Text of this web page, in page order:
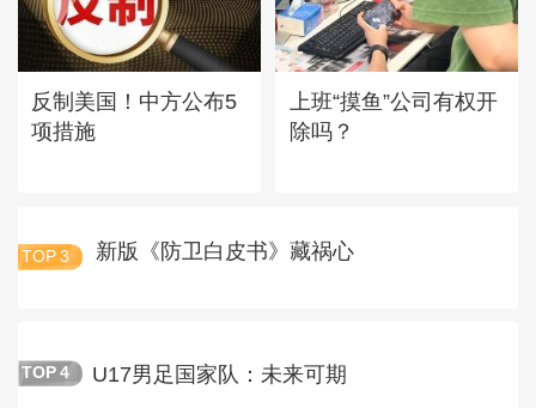
反制美国！中方公布5
项措施
上班“摸鱼”公司有权开
除吗？
TOP 3 新版《防卫白皮书》藏祸心
TOP 4 U17男足国家队：未来可期